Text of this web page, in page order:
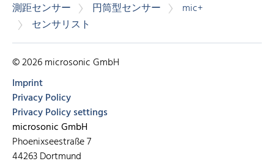
測距センサー 円筒型センサー
mic+
センサリスト
© 2026 microsonic GmbH
Imprint
Privacy Policy
Privacy Policy settings
microsonic GmbH
Phoenixseestraße 7
44263 Dortmund